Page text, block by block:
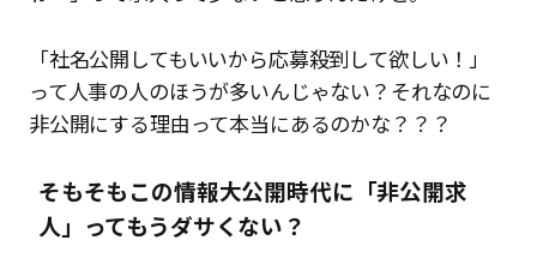
「社名公開してもいいから応募殺到して欲しい！」
って人事の人のほうが多いんじゃない？それなのに
非公開にする理由って本当にあるのかな？？？
そもそもこの情報大公開時代に「非公開求
人」ってもうダサくない？